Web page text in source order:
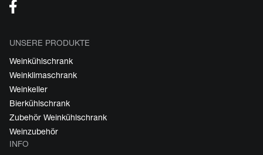
UNSERE PRODUKTE
Weinkühlschrank
Weinklimaschrank
Weinkeller
Bierkühlschrank
Zubehör Weinkühlschrank
Weinzubehör
INFO